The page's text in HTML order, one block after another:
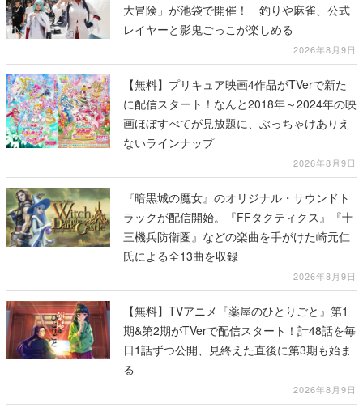
大冒険」が池袋で開催！ 釣りや麻雀、公式
レイヤーと影鬼ごっこが楽しめる
2026年8月9日
【無料】プリキュア映画4作品がTVerで新た
に配信スタート！なんと2018年～2024年の映
画ほぼすべてが見放題に、ぶっちゃけありえ
ないラインナップ
2026年8月9日
『暗黒城の魔女』のオリジナル・サウンドト
ラックが配信開始。『FFタクティクス』『十
三機兵防衛圏』などの楽曲を手がけた崎元仁
氏による全13曲を収録
2026年8月9日
【無料】TVアニメ『薬屋のひとりごと』第1
期&第2期がTVerで配信スタート！計48話を毎
日1話ずつ公開、見終えた直後に第3期も始ま
る
2026年8月9日